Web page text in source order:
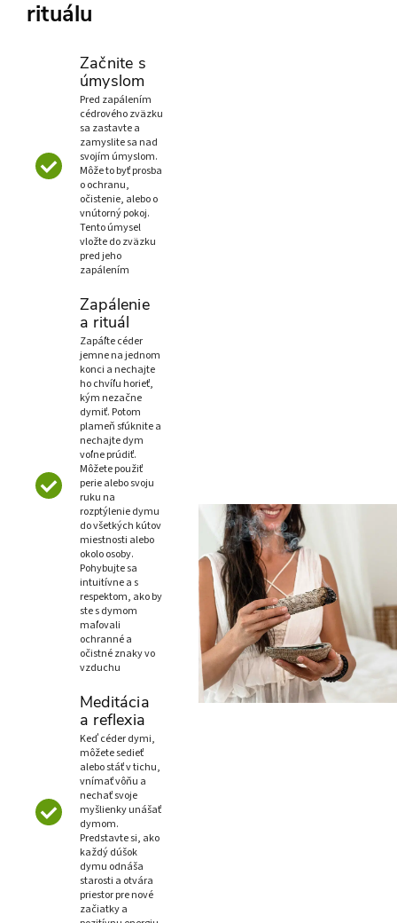
rituálu
Začnite s
úmyslom
Pred zapálením
cédrového zväzku
sa zastavte a
zamyslite sa nad
svojím úmyslom.
Môže to byť prosba
o ochranu,
očistenie, alebo o
vnútorný pokoj.
Tento úmysel
vložte do zväzku
pred jeho
zapálením
Zapálenie
a rituál
Zapáľte céder
jemne na jednom
konci a nechajte
ho chvíľu horieť,
kým nezačne
dymiť. Potom
plameň sfúknite a
nechajte dym
voľne prúdiť.
Môžete použiť
perie alebo svoju
ruku na
rozptýlenie dymu
do všetkých kútov
miestnosti alebo
okolo osoby.
Pohybujte sa
intuitívne a s
respektom, ako by
ste s dymom
maľovali
ochranné a
očistné znaky vo
vzduchu
Meditácia
a reflexia
Keď céder dymi,
môžete sedieť
alebo stáť v tichu,
vnímať vôňu a
nechať svoje
myšlienky unášať
dymom.
Predstavte si, ako
každý dúšok
dymu odnáša
starosti a otvára
priestor pre nové
začiatky a